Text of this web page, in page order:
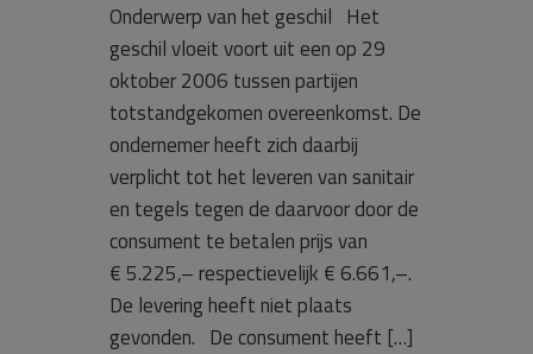
Onderwerp van het geschil Het
geschil vloeit voort uit een op 29
oktober 2006 tussen partijen
totstandgekomen overeenkomst. De
ondernemer heeft zich daarbij
verplicht tot het leveren van sanitair
en tegels tegen de daarvoor door de
consument te betalen prijs van
€ 5.225,– respectievelijk € 6.661,–.
De levering heeft niet plaats
gevonden. De consument heeft […]